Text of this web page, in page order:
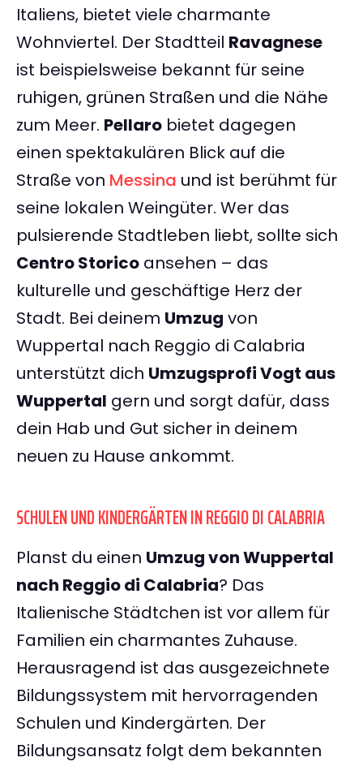
Italiens, bietet viele charmante
Wohnviertel. Der Stadtteil Ravagnese
ist beispielsweise bekannt für seine
ruhigen, grünen Straßen und die Nähe
zum Meer. Pellaro bietet dagegen
einen spektakulären Blick auf die
Straße von Messina und ist berühmt für
seine lokalen Weingüter. Wer das
pulsierende Stadtleben liebt, sollte sich
Centro Storico ansehen – das
kulturelle und geschäftige Herz der
Stadt. Bei deinem Umzug von
Wuppertal nach Reggio di Calabria
unterstützt dich Umzugsprofi Vogt aus
Wuppertal gern und sorgt dafür, dass
dein Hab und Gut sicher in deinem
neuen zu Hause ankommt.
SCHULEN UND KINDERGÄRTEN IN REGGIO DI CALABRIA
Planst du einen Umzug von Wuppertal
nach Reggio di Calabria? Das
Italienische Städtchen ist vor allem für
Familien ein charmantes Zuhause.
Herausragend ist das ausgezeichnete
Bildungssystem mit hervorragenden
Schulen und Kindergärten. Der
Bildungsansatz folgt dem bekannten